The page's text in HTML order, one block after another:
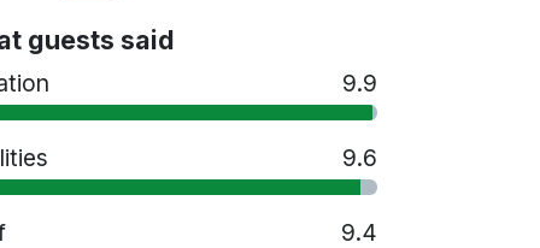
guests said
9.9
9.6
9.4